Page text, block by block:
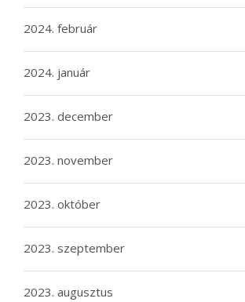
2024. február
2024. január
2023. december
2023. november
2023. október
2023. szeptember
2023. augusztus